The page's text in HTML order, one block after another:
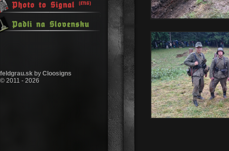
feldgrau.skbyCloosigns
© 2011 - 2026